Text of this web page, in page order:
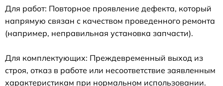
Для работ: Повторное проявление дефекта, который
напрямую связан с качеством проведенного ремонта
(например, неправильная установка запчасти).
Для комплектующих: Преждевременный выход из
строя, отказ в работе или несоответствие заявленным
характеристикам при нормальном использовании.